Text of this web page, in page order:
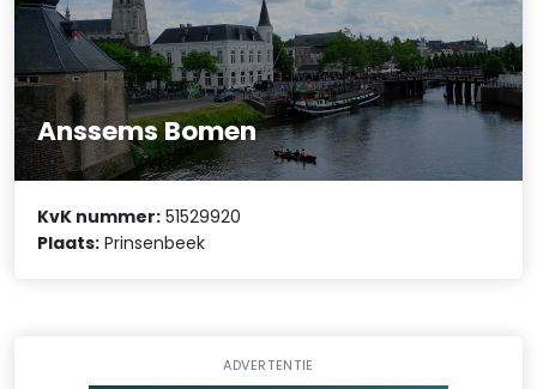
Anssems Bomen
KvK nummer: 51529920
Plaats: Prinsenbeek
ADVERTENTIE